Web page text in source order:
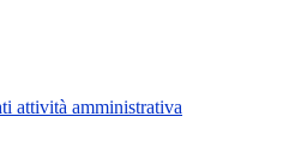
attività amministrativa